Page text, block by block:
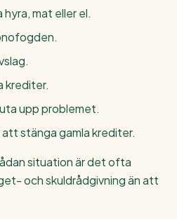
mat eller el.
krediter.
upp problemet.
stänga gamla krediter.
situation är det ofta
och skuldrådgivning än att